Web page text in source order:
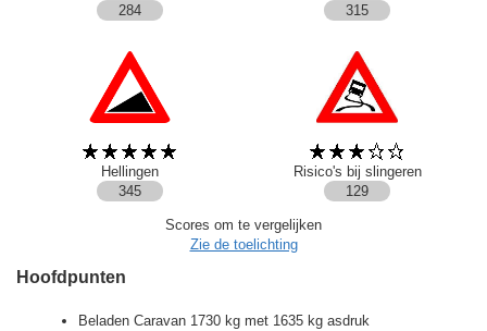
284
315
Hellingen
Risico's bij slingeren
345
129
Scores om te vergelijken
Zie de toelichting
Hoofdpunten
Beladen Caravan 1730 kg met 1635 kg asdruk